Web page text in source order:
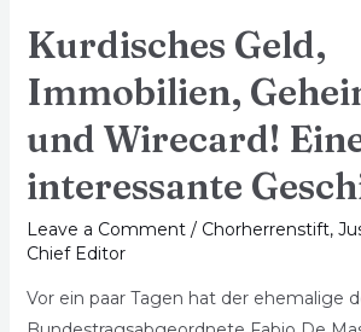
Kurdisches Geld,
Immobilien,
und Wirecard!
interessante
Leave a Comment / Chorherrenstift,
Chief Editor
Vor ein paar Tagen hat der ehemalige